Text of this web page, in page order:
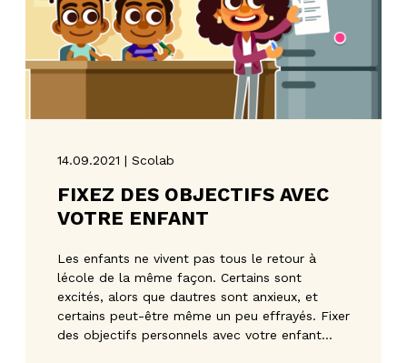
14.09.2021 | Scolab
FIXEZ DES OBJECTIFS AVEC
VOTRE ENFANT
Les enfants ne vivent pas tous le retour à
lécole de la même façon. Certains sont
excités, alors que dautres sont anxieux, et
certains peut-être même un peu effrayés. Fixer
des objectifs personnels avec votre enfant